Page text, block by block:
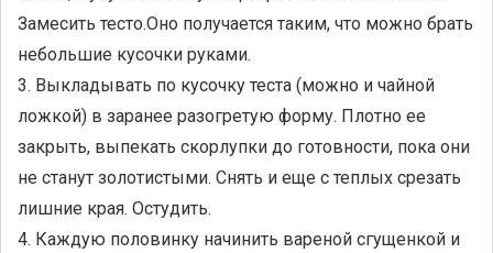
Замесить тесто.Оно получается таким, что можно брать
небольшие кусочки руками.
3. Выкладывать по кусочку теста (можно и чайной
ложкой) в заранее разогретую форму. Плотно ее
закрыть, выпекать скорлупки до готовности, пока они
не станут золотистыми. Снять и еще с теплых срезать
лишние края. Остудить.
4. Каждую половинку начинить вареной сгущенкой и